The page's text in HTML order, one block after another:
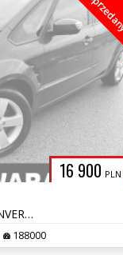
16 900 PLN
Sprzedany
2.0i 147KM KLIMATRONIC CONVERS TITANIUM 2xPDC GRZ.FOTELE 7 OSÓB GRZ.SZ
188000